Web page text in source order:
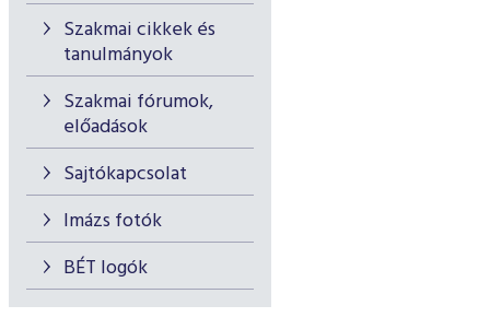
Szakmai cikkek és
tanulmányok
Szakmai fórumok,
előadások
Sajtókapcsolat
Imázs fotók
BÉT logók